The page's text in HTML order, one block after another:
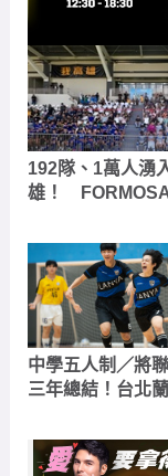
192隊、1萬人湧
雄！
球經濟、創造逾3
商機
三年總結！台北
下指導棋 教練放
球員「決策力」
才有資格說愛妳
#贊助 #台灣癌症基金會